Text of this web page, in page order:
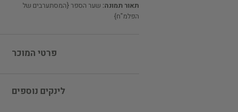
תאור תמונה: שער הספר {המסתערבים של
הפלמ"ח}
פרטי המוכר
לינקים נוספים